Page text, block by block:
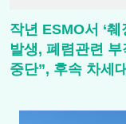
작년 ESMO서 ‘
발생, 폐렴관련
중단”, 후속 차세